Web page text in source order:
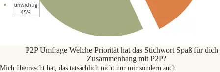
P2P Umfrage Welche Priorität hat das Stichwort Spaß für dich
Zusammenhang mit P2P?
Mich überrascht hat, das tatsächlich nicht nur mir sondern auch